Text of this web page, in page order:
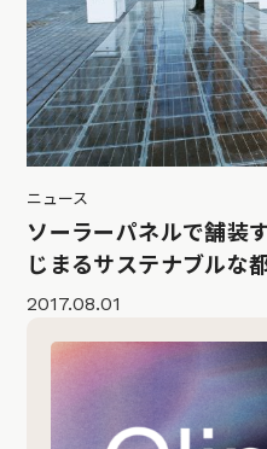
ニュース
ソーラーパネルで舗装
じまるサステナブルな
2017.08.01